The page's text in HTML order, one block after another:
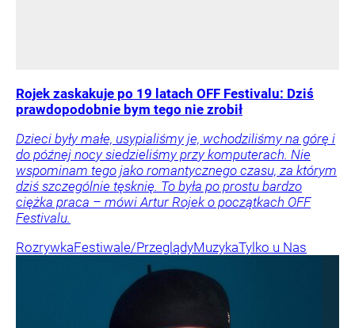
Rojek zaskakuje po 19 latach OFF Festivalu: Dziś
prawdopodobnie bym tego nie zrobił
Dzieci były małe, usypialiśmy je, wchodziliśmy na górę i
do późnej nocy siedzieliśmy przy komputerach. Nie
wspominam tego jako romantycznego czasu, za którym
dziś szczególnie tęsknię. To była po prostu bardzo
ciężka praca – mówi Artur Rojek o początkach OFF
Festivalu.
RozrywkaFestiwale/PrzeglądyMuzykaTylko u Nas